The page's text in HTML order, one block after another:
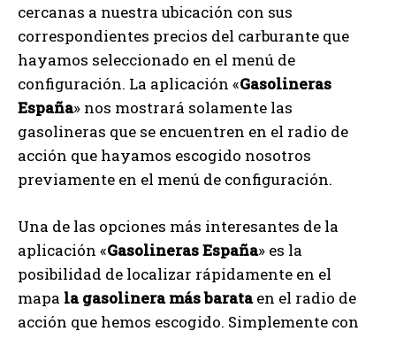
cercanas a nuestra ubicación con sus
correspondientes precios del carburante que
hayamos seleccionado en el menú de
configuración. La aplicación «Gasolineras
España» nos mostrará solamente las
gasolineras que se encuentren en el radio de
acción que hayamos escogido nosotros
previamente en el menú de configuración.
Una de las opciones más interesantes de la
aplicación «Gasolineras España» es la
posibilidad de localizar rápidamente en el
mapa la gasolinera más barataen el radio de
acción que hemos escogido. Simplemente con